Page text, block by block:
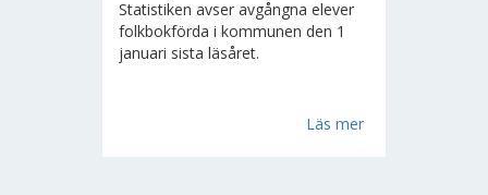
Statistiken avser avgångna elever
folkbokförda i kommunen den 1
januari sista läsåret.
Läs mer